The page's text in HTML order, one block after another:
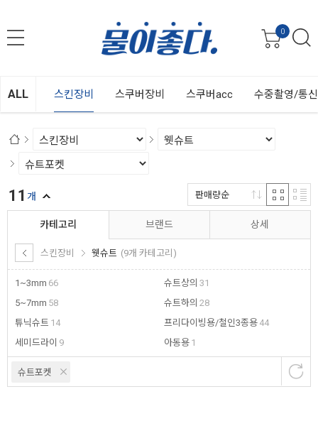
0
ALL 스킨장비 스쿠버장비 스쿠버acc 수중촬영/통
카테고리
스킨장비 웻슈트 (9개 카테고리)
1~3mm 66
5~7mm 58
튜닉슈트 14
세미드라이 9
슈트상의 31
슈트하의 28
프리다이빙용/철인3종용 44
아동용 1
브랜드 상세
슈트포켓
11 개 판매량순